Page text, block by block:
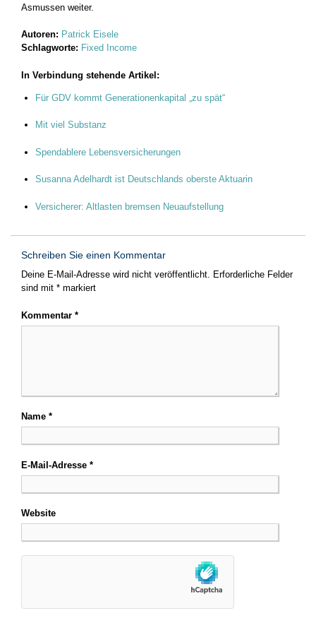
Asmussen weiter.
Autoren: Patrick Eisele
Schlagworte: Fixed Income
In Verbindung stehende Artikel:
Für GDV kommt Generationenkapital „zu spät“
Mit viel Substanz
Spendablere Lebensversicherungen
Susanna Adelhardt ist Deutschlands oberste Aktuarin
Versicherer: Altlasten bremsen Neuaufstellung
Schreiben Sie einen Kommentar
Deine E-Mail-Adresse wird nicht veröffentlicht. Erforderliche Felder
sind mit * markiert
Kommentar *
Name *
E-Mail-Adresse *
Website